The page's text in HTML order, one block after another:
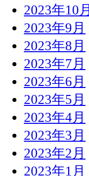
2023年10月
2023年9月
2023年8月
2023年7月
2023年6月
2023年5月
2023年4月
2023年3月
2023年2月
2023年1月